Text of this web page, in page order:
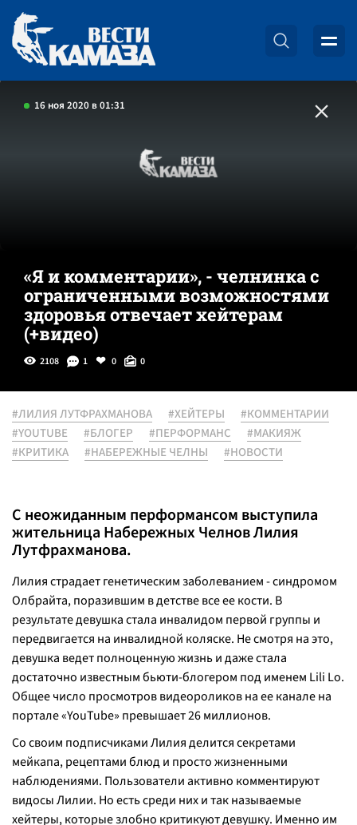
16 ноя 2020 в 01:31
«Я и комментарии», - челнинка с
ограниченными возможностями
здоровья отвечает хейтерам
(+видео)
2108 1 0 0
#ЛИЛИЯ ЛУТФРАХМАНОВА #ХЕЙТЕРЫ
#КОММЕНТАРИИ
#YOUTUBE
#БЛОГЕР #ПЕРФОРМАНС
#МАКИЯЖ
#КРИТИКА
#НАБЕРЕЖНЫЕ ЧЕЛНЫ #НОВОСТИ
С неожиданным перформансом выступила
жительница Набережных Челнов Лилия
Лутфрахманова.
Лилия страдает генетическим заболеванием - синдромом
Олбрайта, поразившим в детстве все ее кости. В
результате девушка стала инвалидом первой группы и
передвигается на инвалидной коляске. Не смотря на это,
девушка ведет полноценную жизнь и даже стала
достаточно известным бьюти-блогером под именем Lili Lo.
Общее число просмотров видеороликов на ее канале на
портале «YouTube» превышает 26 миллионов.
Со своим подписчиками Лилия делится секретами
мейкапа, рецептами блюд и просто жизненными
наблюдениями. Пользователи активно комментируют
видосы Лилии. Но есть среди них и так называемые
хейтеры, которые злобно критикуют девушку. Именно им